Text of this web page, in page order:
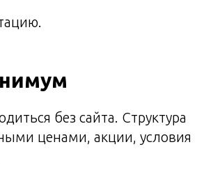
без сайта. Структура
ценами, акции, условия